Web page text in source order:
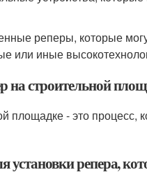
реперы, которые
или иные
на строительной
площадке - это
установки репера,